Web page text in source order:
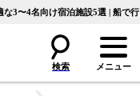
な3〜4名向け宿泊施設5選 | 船で